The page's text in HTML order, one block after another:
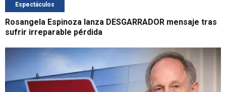
Espectáculos
Rosangela Espinoza lanza DESGARRADOR mensaje tras
sufrir irreparable pérdida